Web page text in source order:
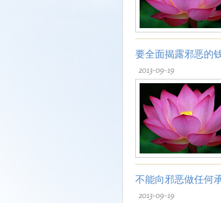
要全面揭露邪恶的
2013-09-19
不能向邪恶做任何
2013-09-19